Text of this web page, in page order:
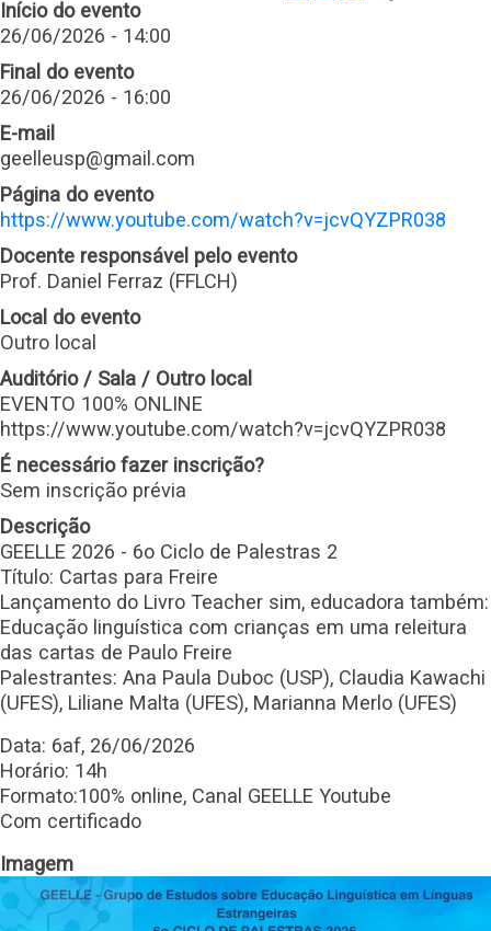
Início do evento
26/06/2026 - 14:00
Final do evento
26/06/2026 - 16:00
E-mail
geelleusp@gmail.com
Página do evento
https://www.youtube.com/watch?v=jcvQYZPR038
Docente responsável pelo evento
Prof. Daniel Ferraz (FFLCH)
Local do evento
Outro local
Auditório / Sala / Outro local
EVENTO 100% ONLINE
https://www.youtube.com/watch?v=jcvQYZPR038
É necessário fazer inscrição?
Sem inscrição prévia
Descrição
GEELLE 2026 - 6o Ciclo de Palestras 2
Título: Cartas para Freire
Lançamento do Livro Teacher sim, educadora também:
Educação linguística com crianças em uma releitura
das cartas de Paulo Freire
Palestrantes: Ana Paula Duboc (USP), Claudia Kawachi
(UFES), Liliane Malta (UFES), Marianna Merlo (UFES)
Data: 6af, 26/06/2026
Horário: 14h
Formato:100% online, Canal GEELLE Youtube
Com certificado
Imagem